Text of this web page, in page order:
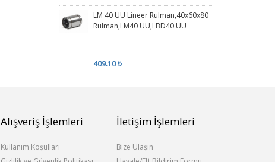
LM 40 UU Lineer Rulman,40x60x80
Rulman,LM40 UU,LBD40 UU
409.10 ₺
Alışveriş İşlemleri
Kullanım Koşulları
İletişim İşlemleri
Bize Ulaşın